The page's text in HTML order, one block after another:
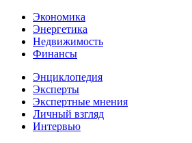
Экономика
Энергетика
Недвижимость
Финансы
Энциклопедия
Эксперты
Экспертные мнения
Личный взгляд
Интервью